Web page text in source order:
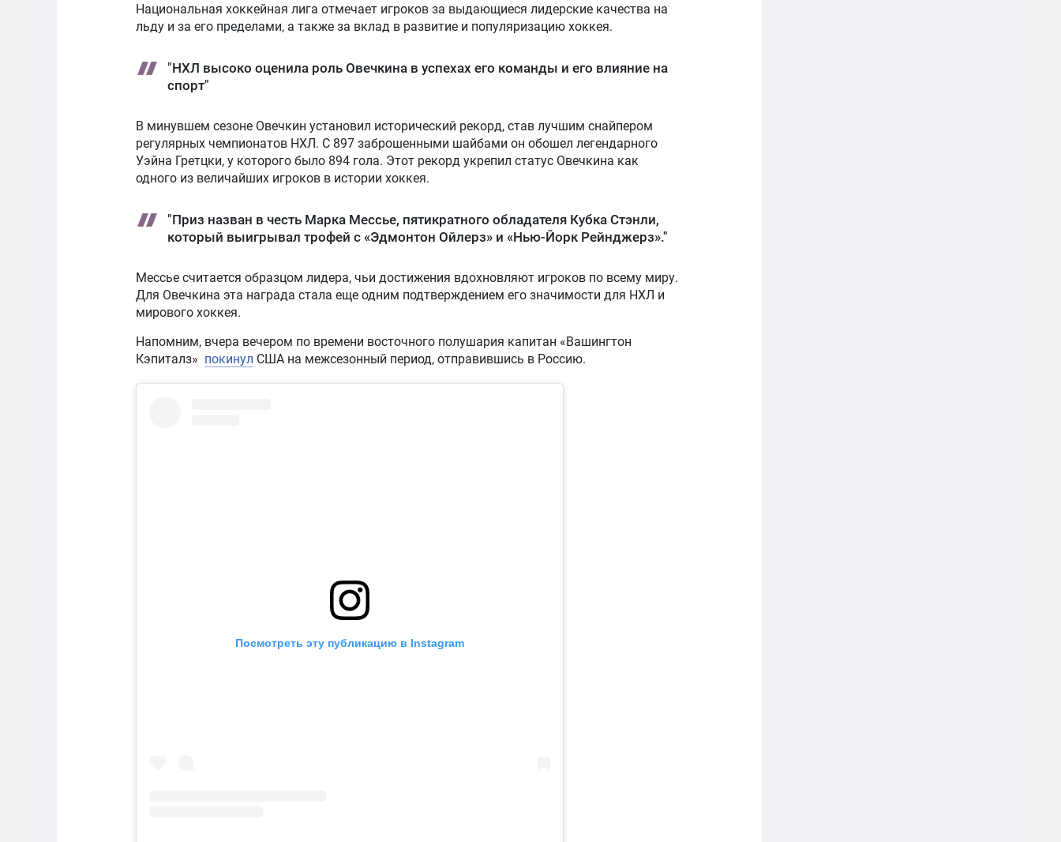
Национальная хоккейная лига отмечает игроков за выдающиеся лидерские качества на
льду и за его пределами, а также за вклад в развитие и популяризацию хоккея.
"НХЛ высоко оценила роль Овечкина в успехах его команды и его влияние на
спорт"
В минувшем сезоне Овечкин установил исторический рекорд, став лучшим снайпером
регулярных чемпионатов НХЛ. С 897 заброшенными шайбами он обошел легендарного
Уэйна Гретцки, у которого было 894 гола. Этот рекорд укрепил статус Овечкина как
одного из величайших игроков в истории хоккея.
"Приз назван в честь Марка Мессье, пятикратного обладателя Кубка Стэнли,
который выигрывал трофей с «Эдмонтон Ойлерз» и «Нью-Йорк Рейнджерз»."
Мессье считается образцом лидера, чьи достижения вдохновляют игроков по всему миру.
Для Овечкина эта награда стала еще одним подтверждением его значимости для НХЛ и
мирового хоккея.
Напомним, вчера вечером по времени восточного полушария капитан «Вашингтон
Кэпиталз» покинул США на межсезонный период, отправившись в Россию.
Посмотреть эту публикацию в Instagram